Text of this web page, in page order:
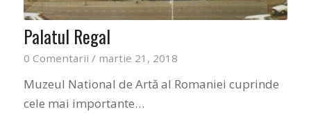
Palatul Regal
0 Comentarii / martie 21, 2018
Muzeul National de Artă al Romaniei cuprinde
cele mai importante…